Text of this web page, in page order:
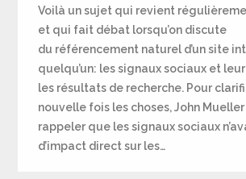
Voilà un sujet qui revient
et qui fait débat lorsqu’on discute
du référencement naturel d’un site
quelqu’un: les signaux sociaux et
les résultats de recherche. Pour
nouvelle fois les choses, John
rappeler que les signaux sociaux
d’impact direct sur les…